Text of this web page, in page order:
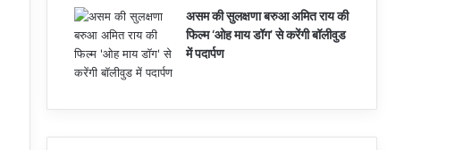
असम की सुलक्षणा बरुआ अमित राय की
फिल्म ‘ओह माय डॉग’ से करेंगी बॉलीवुड
में पदार्पण